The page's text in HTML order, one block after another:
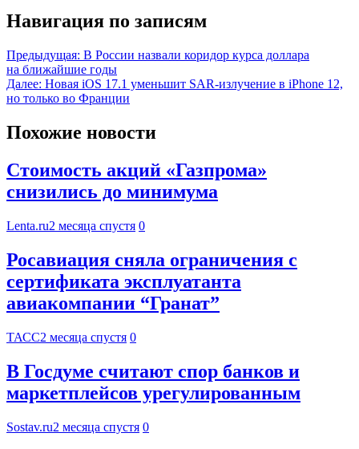
Навигация по записям
Предыдущая: В России назвали коридор курса доллара
на ближайшие годы
Далее: Новая iOS 17.1 уменьшит SAR-излучение в iPhone 12,
но только во Франции
Похожие новости
Стоимость акций «Газпрома»
снизились до минимума
Lenta.ru2 месяца спустя 0
Росавиация сняла ограничения с
сертификата эксплуатанта
авиакомпании “Гранат”
ТАСС2 месяца спустя 0
В Госдуме считают спор банков и
маркетплейсов урегулированным
Sostav.ru2 месяца спустя 0